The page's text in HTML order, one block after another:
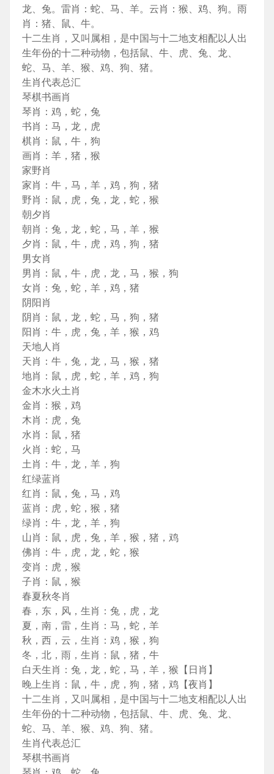
龙、兔。雷肖：蛇、马、羊。云肖：猴、鸡、狗。雨
肖：猪、鼠、牛。
十二生肖，又叫属相，是中国与十二地支相配以人出
生年份的十二种动物，包括鼠、牛、虎、兔、龙、
蛇、马、羊、猴、鸡、狗、猪。
生肖代表总汇
琴棋书画肖
琴肖：鸡，蛇，兔
书肖：马，龙，虎
棋肖：鼠，牛，狗
画肖：羊，猪，猴
家野肖
家肖：牛，马，羊，鸡，狗，猪
野肖：鼠，虎，兔，龙，蛇，猴
朝夕肖
朝肖：兔，龙，蛇，马，羊，猴
夕肖：鼠，牛，虎，鸡，狗，猪
男女肖
男肖：鼠，牛，虎，龙，马，猴，狗
女肖：兔，蛇，羊，鸡，猪
阴阳肖
阴肖：鼠，龙，蛇，马，狗，猪
阳肖：牛，虎，兔，羊，猴，鸡
天地人肖
天肖：牛，兔，龙，马，猴，猪
地肖：鼠，虎，蛇，羊，鸡，狗
金木水火土肖
金肖：猴，鸡
木肖：虎，兔
水肖：鼠，猪
火肖：蛇，马
土肖：牛，龙，羊，狗
红绿蓝肖
红肖：鼠，兔，马，鸡
蓝肖：虎，蛇，猴，猪
绿肖：牛，龙，羊，狗
山肖：鼠，虎，兔，羊，猴，猪，鸡
佛肖：牛，虎，龙，蛇，猴
变肖：虎，猴
子肖：鼠，猴
春夏秋冬肖
春，东，风，生肖：兔，虎，龙
夏，南，雷，生肖：马，蛇，羊
秋，西，云，生肖：鸡，猴，狗
冬，北，雨，生肖：鼠，猪，牛
白天生肖：兔，龙，蛇，马，羊，猴【日肖】
晚上生肖：鼠，牛，虎，狗，猪，鸡【夜肖】
十二生肖，又叫属相，是中国与十二地支相配以人出
生年份的十二种动物，包括鼠、牛、虎、兔、龙、
蛇、马、羊、猴、鸡、狗、猪。
生肖代表总汇
琴棋书画肖